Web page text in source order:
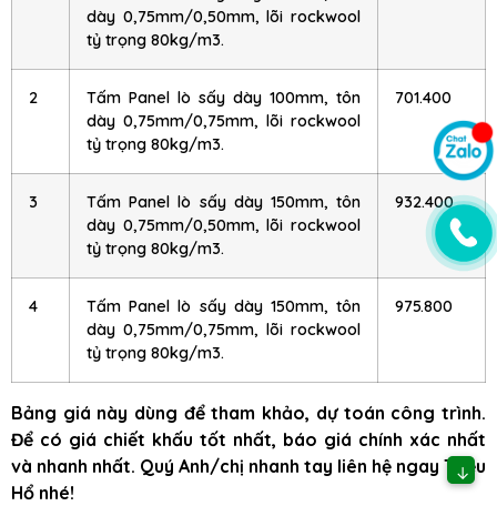
dày 0,75mm/0,50mm, lõi rockwool
tỷ trọng 80kg/m3.
2
Tấm Panel lò sấy dày 100mm, tôn
dày 0,75mm/0,75mm, lõi rockwool
tỷ trọng 80kg/m3.
701.400
3
Tấm Panel lò sấy dày 150mm, tôn
dày 0,75mm/0,50mm, lõi rockwool
tỷ trọng 80kg/m3.
932.400
4
Tấm Panel lò sấy dày 150mm, tôn
dày 0,75mm/0,75mm, lõi rockwool
tỷ trọng 80kg/m3.
975.800
Bảng giá này dùng để tham khảo, dự toán công trình.
Để có giá chiết khấu tốt nhất, báo giá chính xác nhất
và nhanh nhất. Quý Anh/chị nhanh tay liên hệ ngay Triệu
Hổ nhé!
↓